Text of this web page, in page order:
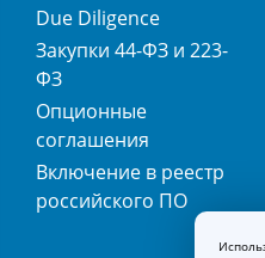
Due Diligence
Закупки 44-ФЗ и 223-
ФЗ
Опционные
соглашения
Включение в реестр
российского ПО